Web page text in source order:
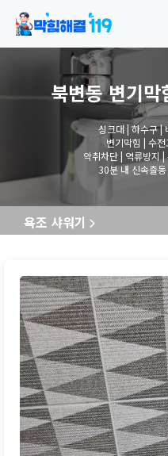
북변동 변기
싱크대 | 하수구 |
변기막힘 | 수
악취차단 | 역류방지
30분 내 신속출
욕조 샤워기